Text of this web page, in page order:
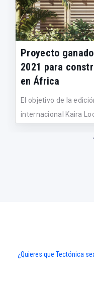
Proyecto
2021 para
en África
El objetivo de la
internacional Kaira
¿Quieres que Tectónica